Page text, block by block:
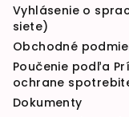
Vyhlásenie o
siete)
Obchodné
Poučenie podľa
ochrane
Dokumenty